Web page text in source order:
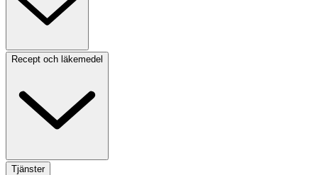
Recept och läkemedel
Tjänster